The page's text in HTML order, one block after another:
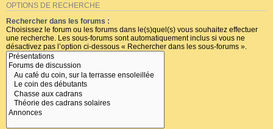
OPTIONS DE RECHERCHE
Rechercher dans les forums :
Choisissez le forum ou les forums dans le(s)quel(s) vous souhaitez effectuer
une recherche. Les sous-forums sont automatiquement inclus si vous ne
désactivez pas l’option ci-dessous « Rechercher dans les sous-forums ».